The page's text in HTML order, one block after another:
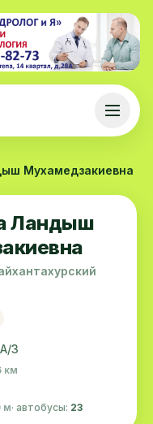
Мухамедзакиевна
Ландыш
3
км
м· автобусы: 23